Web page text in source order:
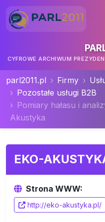
CYFROWE ARCHIWUM
parl2011.pl Firmy
Pozostałe usługi B2B
Pomiary hałasu i
Akustyka
EKO-
Strona WWW:
http://eko-akustyka.pl/